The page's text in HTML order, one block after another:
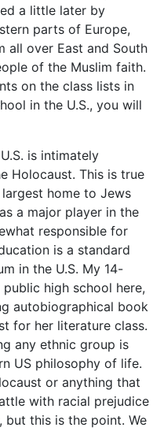
a little later by
parts of Europe,
all over East and South
of the Muslim faith.
on the class lists in
in the U.S., you will
is intimately
Holocaust. This is true
home to Jews
a major player in the
responsible for
is a standard
in the U.S. My 14-
high school here,
autobiographical book
for her literature class.
any ethnic group is
US philosophy of life.
or anything that
with racial prejudice
this is the point. We